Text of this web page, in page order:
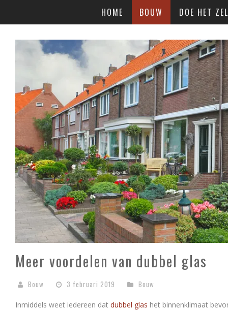
HOME BOUW DOE HET
Meer voordelen van dubbel glas
Bouw 3 februari 2019 Bouw
Inmiddels weet iedereen dat dubbel glas het binnenklimaat